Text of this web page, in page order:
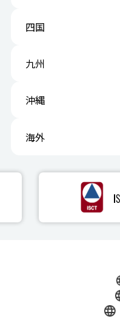
四国
九州
沖縄
海外